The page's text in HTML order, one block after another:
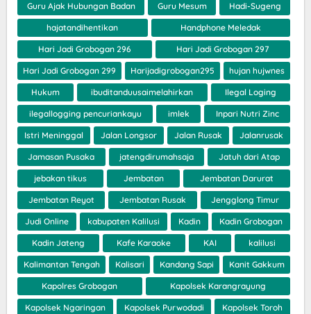
Guru Ajak Hubungan Badan Guru Mesum Hadi-Sugeng
hajatandihentikan Handphone Meledak
Hari Jadi Grobogan 296 Hari Jadi Grobogan 297
Hari Jadi Grobogan 299 Harijadigrobogan295 hujan hujwnes
Hukum ibuditanduusaimelahirkan Ilegal Loging
ilegallogging pencuriankayu imlek Inpari Nutri Zinc
Istri Meninggal Jalan Longsor Jalan Rusak Jalanrusak
Jamasan Pusaka jatengdirumahsaja Jatuh dari Atap
jebakan tikus Jembatan Jembatan Darurat
Jembatan Reyot Jembatan Rusak Jengglong Timur
Judi Online kabupaten Kalilusi Kadin Kadin Grobogan
Kadin Jateng Kafe Karaoke KAI kalilusi
Kalimantan Tengah Kalisari Kandang Sapi Kanit Gakkum
Kapolres Grobogan Kapolsek Karangrayung
Kapolsek Ngaringan Kapolsek Purwodadi Kapolsek Toroh